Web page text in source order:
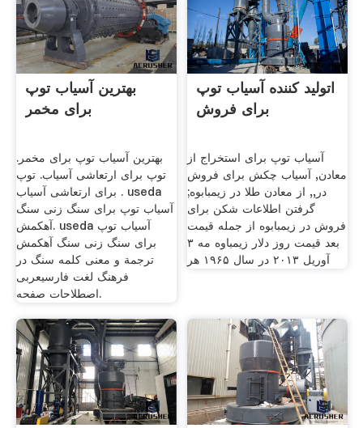
بهترین آسیاب توپ
برای مخمر
بهترین آسیاب توپ برای مخمر.
توپ برای ارتعاشی آسیاب. توپ
برای ارتعاشی آسیاب . useda
آسیاب توپ برای سنگ زنی سنگ
آهکمش. useda آسیاب توپ
برای سنگ زنی سنگ آهکمش
ترجمة و معنی کلمه سنگ در
فرهنگ لغت فارسیعربی
اصطلاحات صفحه.
اتولید کننده آسیاب توپ
برای فروش
آسیاب توپ برای استخراج از
معادن, آسیاب چکش برای فروش
در,, از معادن طلا در زیمبابوه;
گرفتن اطلاعات شکن برای
فروش در زیمبابوه از جمله قیمت
بعد قیمت روز دلار زیمباوه مه ۳
آوريل ۲۰۱۳ در سال ۱۹۶۵ هر